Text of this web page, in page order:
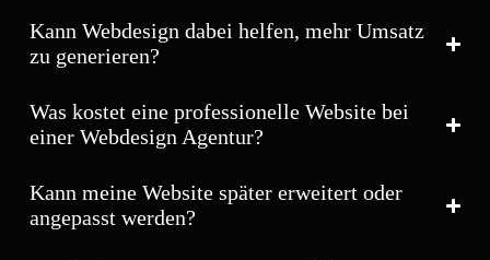
Kann Webdesign dabei helfen, mehr Umsatz
zu generieren?
Was kostet eine professionelle Website bei
einer Webdesign Agentur?
Kann meine Website später erweitert oder
angepasst werden?